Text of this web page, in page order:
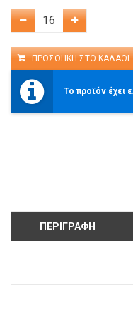
Το προϊόν έχει
ΠΕΡΙΓΡΑΦΉ